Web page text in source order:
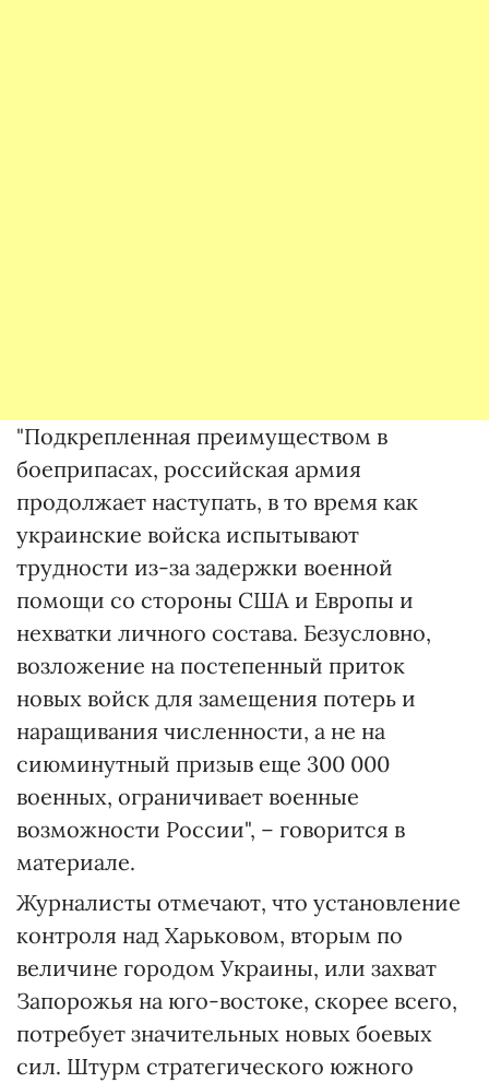
"Подкрепленная преимуществом в
боеприпасах, российская армия
продолжает наступать, в то время как
украинские войска испытывают
трудности из-за задержки военной
помощи со стороны США и Европы и
нехватки личного состава. Безусловно,
возложение на постепенный приток
новых войск для замещения потерь и
наращивания численности, а не на
сиюминутный призыв еще 300 000
военных, ограничивает военные
возможности России", – говорится в
материале.
Журналисты отмечают, что установление
контроля над Харьковом, вторым по
величине городом Украины, или захват
Запорожья на юго-востоке, скорее всего,
потребует значительных новых боевых
сил. Штурм стратегического южного